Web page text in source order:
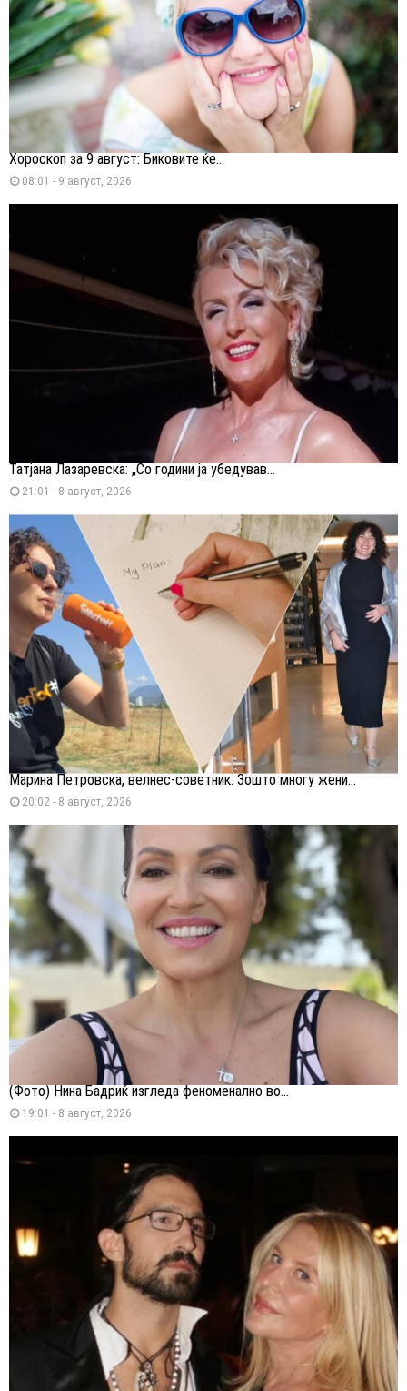
Хороскоп за 9 август: Биковите ќе...
08:01 - 9 август, 2026
Татјана Лазаревска: „Со години ја убедував...
21:01 - 8 август, 2026
Марина Петровска, велнес-советник: Зошто многу жени...
20:02 - 8 август, 2026
(Фото) Нина Бадриќ изгледа феноменално во...
19:01 - 8 август, 2026